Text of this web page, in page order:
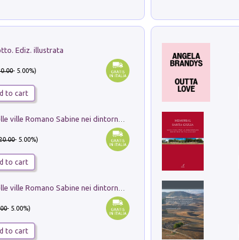
Ediz. illustrata
- 5.00%)
to cart
- 5.00%)
to cart
- 5.00%)
to cart